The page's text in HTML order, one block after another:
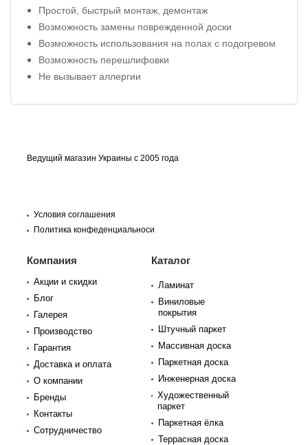
Простой, быстрый монтаж, демонтаж
Возможность замены поврежденной доски
Возможность использования на полах с подогревом
Возможность перешлифовки
Не вызывает аллергии
Ведущий магазин Украины с 2005 года
Условия соглашения
Политика конфеденциальноси
Компания
Акции и скидки
Блог
Галерея
Производство
Гарантия
Доставка и оплата
О компании
Бренды
Контакты
Сотрудничество
Каталог
Ламинат
Виниловые
покрытия
Штучный паркет
Массивная доска
Паркетная доска
Инженерная доска
Художественный
паркет
Паркетная ёлка
Террасная доска